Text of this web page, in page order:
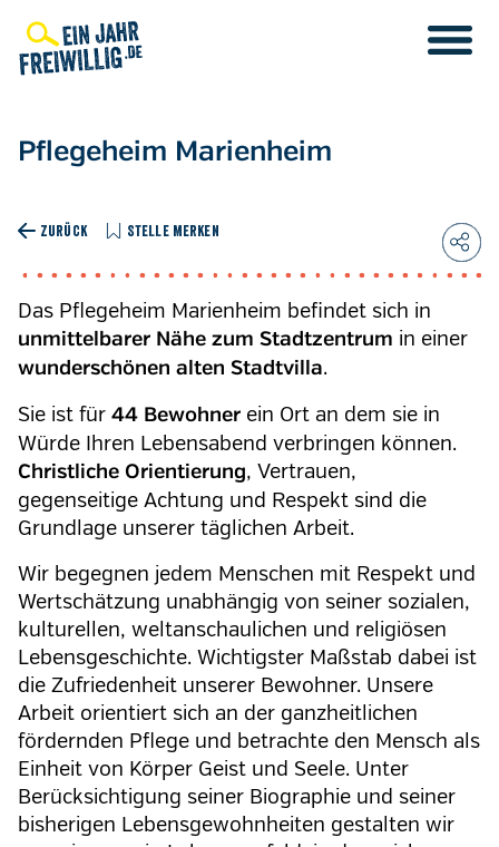
zum
Inhalt
Pflegeheim Marienheim
ZURÜCK STELLE MERKEN
Das Pflegeheim Marienheim befindet sich in
unmittelbarer Nähe zum Stadtzentrum in einer
wunderschönen alten Stadtvilla.
Sie ist für 44 Bewohner ein Ort an dem sie in
Würde Ihren Lebensabend verbringen können.
Christliche Orientierung, Vertrauen,
gegenseitige Achtung und Respekt sind die
Grundlage unserer täglichen Arbeit.
Wir begegnen jedem Menschen mit Respekt und
Wertschätzung unabhängig von seiner sozialen,
kulturellen, weltanschaulichen und religiösen
Lebensgeschichte. Wichtigster Maßstab dabei ist
die Zufriedenheit unserer Bewohner. Unsere
Arbeit orientiert sich an der ganzheitlichen
fördernden Pflege und betrachte den Mensch als
Einheit von Körper Geist und Seele. Unter
Berücksichtigung seiner Biographie und seiner
bisherigen Lebensgewohnheiten gestalten wir